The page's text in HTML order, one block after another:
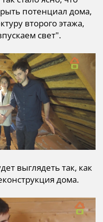
потенциал дома,
второго этажа,
свет".
выглядеть так, как
дома.